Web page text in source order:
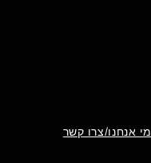
מי אנחנו/צרו קשר